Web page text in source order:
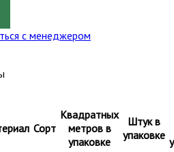
с менеджером
Сорт
Квадратных
метров в
упаковке
Штук в
упаковке